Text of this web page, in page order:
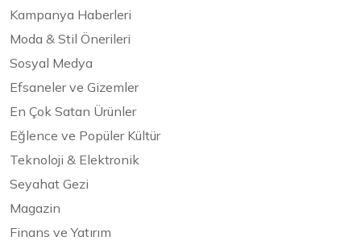
Kampanya Haberleri
Moda & Stil Önerileri
Sosyal Medya
Efsaneler ve Gizemler
En Çok Satan Ürünler
Eğlence ve Popüler Kültür
Teknoloji & Elektronik
Seyahat Gezi
Magazin
Finans ve Yatırım